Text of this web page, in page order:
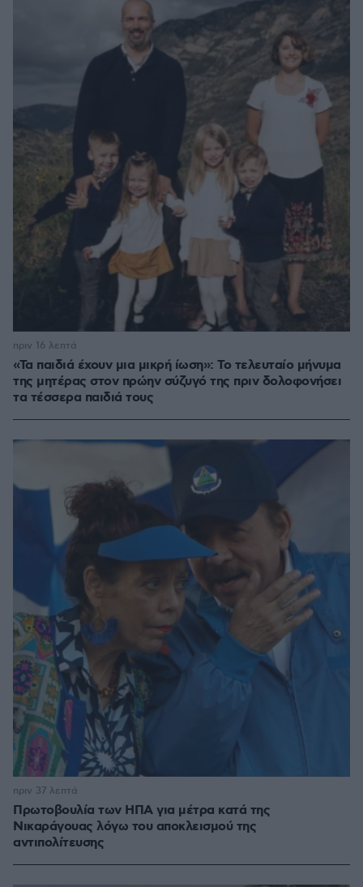
«Τα παιδιά έχουν μια μικρή ίωση»: Το τελευταίο μήνυμα
της μητέρας στον πρώην σύζυγό της πριν δολοφονήσει
τα τέσσερα παιδιά τους
πριν 16 λεπτά
Πρωτοβουλία των ΗΠΑ για μέτρα κατά της
Νικαράγουας λόγω του αποκλεισμού της
αντιπολίτευσης
πριν 37 λεπτά